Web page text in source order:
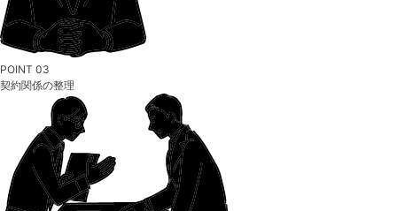
POINT 03
契約関係の整理